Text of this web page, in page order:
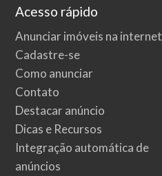
Acesso rápido
Anunciar imóveis na internet
Cadastre-se
Como anunciar
Contato
Destacar anúncio
Dicas e Recursos
Integração automática de
anúncios